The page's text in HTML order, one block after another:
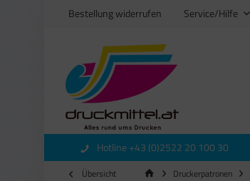
Bestellung widerrufen Service/Hilfe
Hotline +43 (0)2522 20 100 30
Übersicht Druckerpatronen